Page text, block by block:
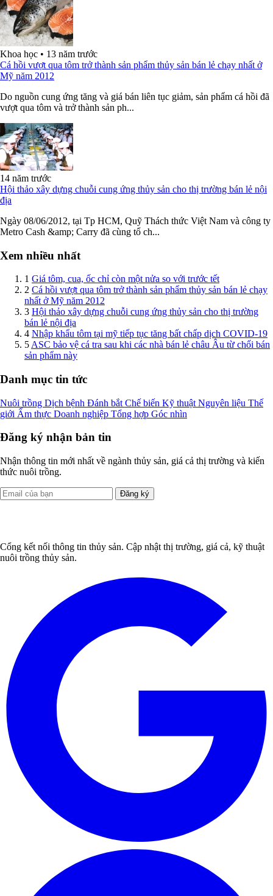
Khoa học • 13 năm trước
Cá hồi vượt qua tôm trở thành sản phẩm thủy sản bán lẻ chạy nhất ở
Mỹ năm 2012
Do nguồn cung ứng tăng và giá bán liên tục giảm, sản phẩm cá hồi đã
vượt qua tôm và trở thành sản ph...
14 năm trước
Hội thảo xây dựng chuỗi cung ứng thủy sản cho thị trường bán lẻ nội
địa
Ngày 08/06/2012, tại Tp HCM, Quỹ Thách thức Việt Nam và công ty
Metro Cash &amp; Carry đã cùng tổ ch...
Xem nhiều nhất
1 Giá tôm, cua, ốc chỉ còn một nửa so với trước tết
2 Cá hồi vượt qua tôm trở thành sản phẩm thủy sản bán lẻ chạy
nhất ở Mỹ năm 2012
3 Hội thảo xây dựng chuỗi cung ứng thủy sản cho thị trường
bán lẻ nội địa
4 Nhập khẩu tôm tại mỹ tiếp tục tăng bất chấp dịch COVID-19
5 ASC bảo vệ cá tra sau khi các nhà bán lẻ châu Âu từ chối bán
sản phẩm này
Danh mục tin tức
Nuôi trồng Dịch bệnh Đánh bắt Chế biến Kỹ thuật Nguyên liệu Thế
giới Ẩm thực Doanh nghiệp Tổng hợp Góc nhìn
Đăng ký nhận bản tin
Nhận thông tin mới nhất về ngành thủy sản, giá cả thị trường và kiến
thức nuôi trồng.
Đăng ký
Cổng kết nối thông tin thủy sản. Cập nhật thị trường, giá cả, kỹ thuật
nuôi trồng thủy sản.